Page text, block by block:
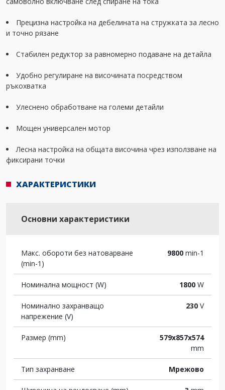
Прецизна настройка на дебелината на стружката за лесно
и точно рязане
Стабилен редуктор за равномерно подаване на детайла
Удобно регулиране на височината посредством
ръкохватка
Улеснено обработване на големи детайли
Мощен универсален мотор
Лесна настройка на общата височина чрез използване на
фиксирани точки
ХАРАКТЕРИСТИКИ
Основни характеристики
Макс. обороти без натоварване
(min-1)
9800 min-1
Номинална мощност (W) 1800 W
Номинално захранващо
напрежение (V)
230 V
Размер (mm)
579x857x574
mm
Тип захранване Мрежово